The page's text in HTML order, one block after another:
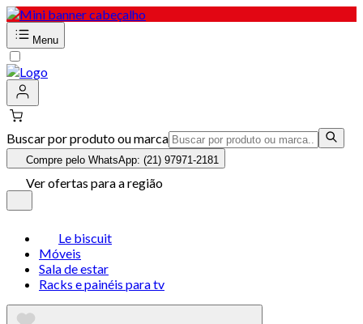
Menu
Buscar por produto ou marca
Compre pelo WhatsApp: (21) 97971-2181
Ver ofertas para a região
Le biscuit
Móveis
Sala de estar
Racks e painéis para tv